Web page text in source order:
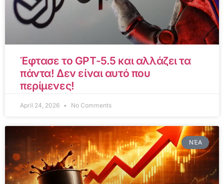
Έφτασε το GPT-5.5 και αλλάζει τα
πάντα! Δεν είναι αυτό που
περίμενες!
April 24, 2026 No Comments
ΝΈΑ